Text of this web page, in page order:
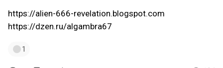
https://alien-666-revelation.blogspot.com
https://dzen.ru/algambra67
1